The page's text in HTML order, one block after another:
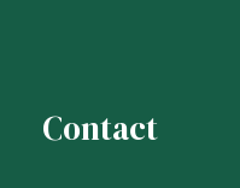
Contact